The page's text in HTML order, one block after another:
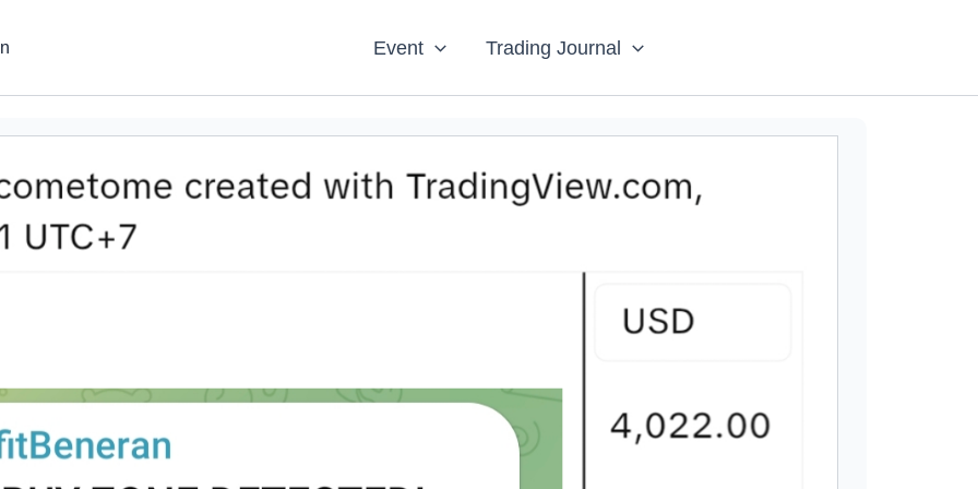
Event Trading Journal